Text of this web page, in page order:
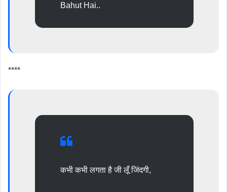
Bahut Hai..
****
कभी कभी लगता है जी लूँ जिंदगी,